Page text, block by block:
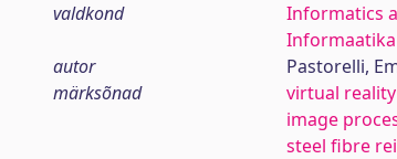
valdkond
Informatics
autor
Pastorelli,
märksõnad
virtual reality
image
steel fibre